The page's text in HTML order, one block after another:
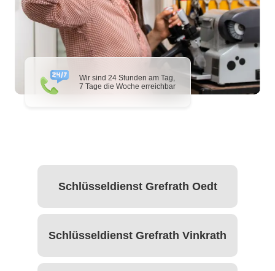
Wir sind 24 Stunden am Tag,
7 Tage die Woche erreichbar
Schlüsseldienst Grefrath Oedt
Schlüsseldienst Grefrath Vinkrath